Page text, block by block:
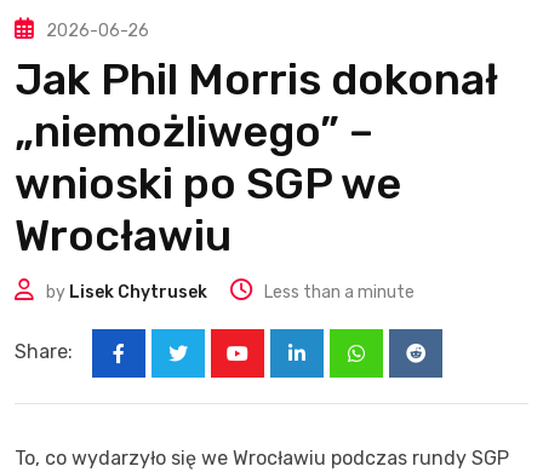
2026-06-26
Jak Phil Morris dokonał
„niemożliwego” –
wnioski po SGP we
Wrocławiu
by Lisek Chytrusek Less than a minute
Share:
LinkedInWhatsappReddit
To, co wydarzyło się we Wrocławiu podczas rundy SGP